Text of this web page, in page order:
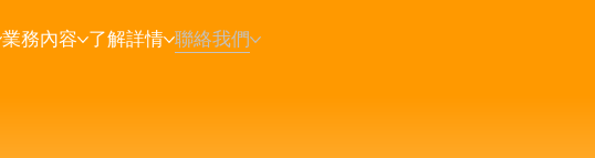
業務內容 了解詳情 聯絡我們